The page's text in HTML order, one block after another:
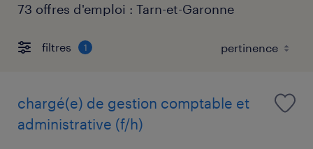
73 offres d'emploi : Tarn-et-Garonne
filtres 1
chargé(e) de gestion comptable et
administrative (f/h)